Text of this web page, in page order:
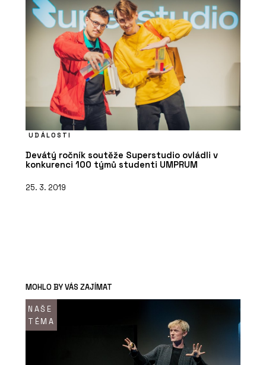
UDÁLOSTI
Devátý ročník soutěže Superstudio ovládli v
konkurenci 100 týmů studenti UMPRUM
25. 3. 2019
MOHLO BY VÁS ZAJÍMAT
NAŠE
TÉMA